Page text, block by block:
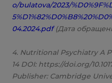
o/bulatova/2023/
04.2024.pdf(Дата
4. Nutritional Psychiatry A
14 DOI: https://doi.org/
Publisher: Cambridge